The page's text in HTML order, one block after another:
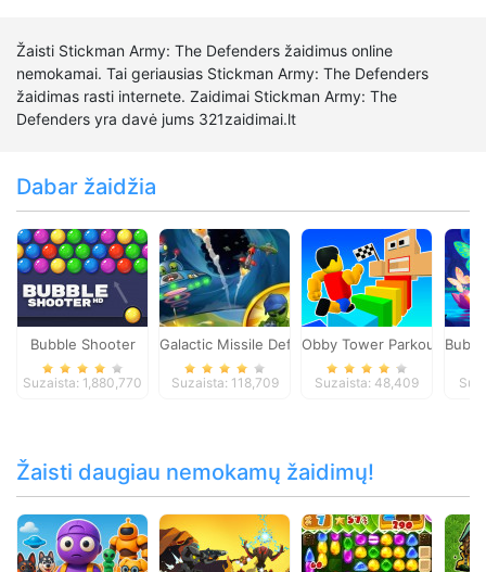
Žaisti Stickman Army: The Defenders žaidimus online
nemokamai. Tai geriausias Stickman Army: The Defenders
žaidimas rasti internete. Zaidimai Stickman Army: The
Defenders yra davė jums 321zaidimai.lt
Dabar žaidžia
Bubble Shooter
Suzaista: 1,880,770
Galactic Missile Defense
Suzaista: 118,709
Obby Tower Parkour Climb
Suzaista: 48,409
Žaisti daugiau nemokamų žaidimų!